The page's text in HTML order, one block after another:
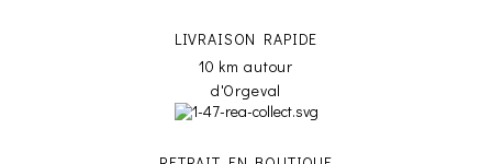
LIVRAISON RAPIDE
10 km autour
d'Orgeval